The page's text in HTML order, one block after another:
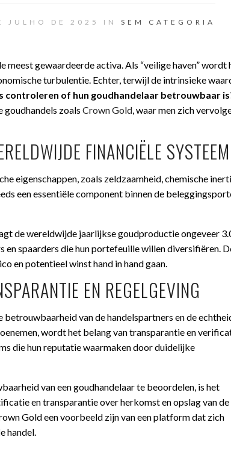
JULHO DE 2025 IN SEM CATEGORIA
gewaardeerde activa. Als “veilige haven” wordt
turbulentie. Echter, terwijl de intrinsieke
controleren of hun goudhandelaar betrouwbaar
goudhandels zoals Crown Gold, waar men zich
FINANCIËLE SYSTEEM
eigenschappen, zoals zeldzaamheid, chemische
een essentiële component binnen de
de wereldwijde jaarlijkse goudproductie ongeveer
spaarders die hun portefeuille willen diversifiëren.
en potentieel winst hand in hand gaan.
EN REGELGEVING
van de handelspartners en de
wordt het belang van transparantie en
die hun reputatie waarmaken door duidelijke
van een goudhandelaar te beoordelen, is het
en transparantie over herkomst en opslag van de
Gold een voorbeeld zijn van een platform dat zich
handel.